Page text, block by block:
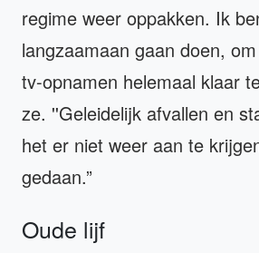
regime weer oppakken. Ik
langzaamaan gaan doen,
tv-opnamen helemaal klaar
ze. ''Geleidelijk afvallen en
het er niet weer aan te
gedaan.”
Oude lijf